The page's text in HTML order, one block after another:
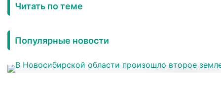
Читать по теме
Популярные новости